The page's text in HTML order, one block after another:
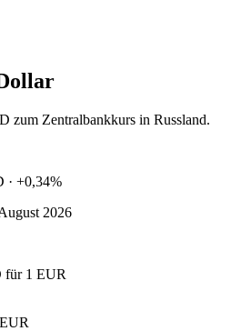
zum Zentralbankkurs in Russland.
· +0,34%
2026
für 1 EUR
EUR